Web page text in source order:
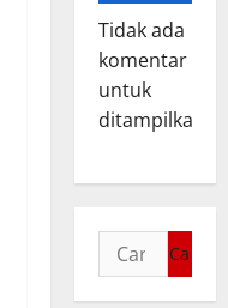
Tidak ada
komentar
untuk
ditampilkan.